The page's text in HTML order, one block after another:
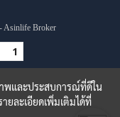
Asinlife Broker
1
พและประสบการณ์ที่ดีใน
ยละเอียดเพิ่มเติมได้ที่